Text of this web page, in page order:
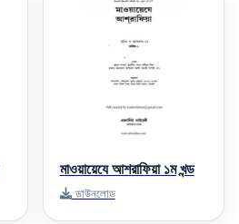
মাওয়ায়েযে আশরাফিয়া ১ম খন্ড
ডাউনলোড